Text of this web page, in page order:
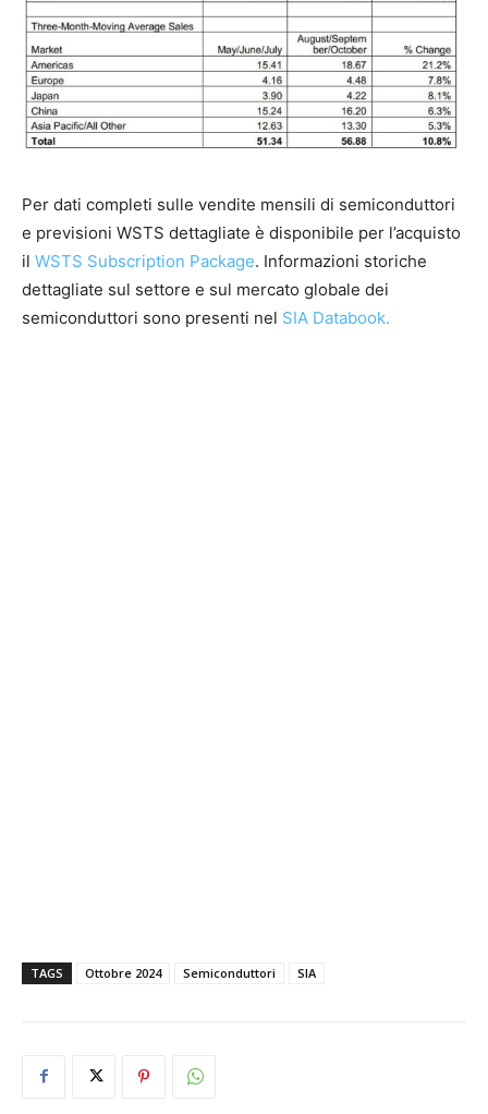
Per dati completi sulle vendite mensili di semiconduttori
e previsioni WSTS dettagliate è disponibile per l’acquisto
il WSTS Subscription Package. Informazioni storiche
dettagliate sul settore e sul mercato globale dei
semiconduttori sono presenti nel SIA Databook.
TAGS Ottobre 2024 Semiconduttori SIA